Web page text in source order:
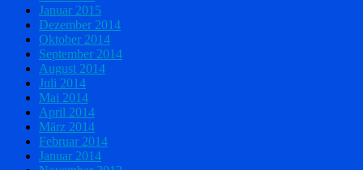
Januar 2015
Dezember 2014
Oktober 2014
September 2014
August 2014
Juli 2014
Mai 2014
April 2014
März 2014
Februar 2014
Januar 2014